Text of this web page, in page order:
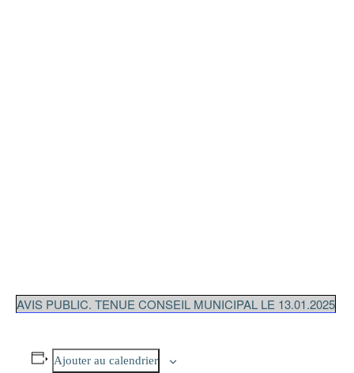
AVIS PUBLIC. TENUE CONSEIL MUNICIPAL LE 13.01.2025
Ajouter au calendrier